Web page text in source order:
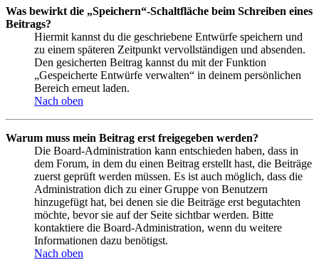
Was bewirkt die „Speichern“-Schaltfläche beim Schreiben eines
Beitrags?
Hiermit kannst du die geschriebene Entwürfe speichern und
zu einem späteren Zeitpunkt vervollständigen und absenden.
Den gesicherten Beitrag kannst du mit der Funktion
„Gespeicherte Entwürfe verwalten“ in deinem persönlichen
Bereich erneut laden.
Nach oben
Warum muss mein Beitrag erst freigegeben werden?
Die Board-Administration kann entschieden haben, dass in
dem Forum, in dem du einen Beitrag erstellt hast, die Beiträge
zuerst geprüft werden müssen. Es ist auch möglich, dass die
Administration dich zu einer Gruppe von Benutzern
hinzugefügt hat, bei denen sie die Beiträge erst begutachten
möchte, bevor sie auf der Seite sichtbar werden. Bitte
kontaktiere die Board-Administration, wenn du weitere
Informationen dazu benötigst.
Nach oben